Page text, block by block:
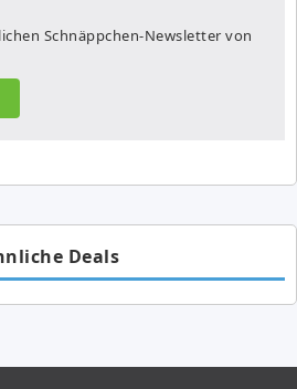
Schnäppchen-Newsletter von
Deals